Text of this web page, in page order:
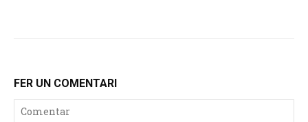
FER UN COMENTARI